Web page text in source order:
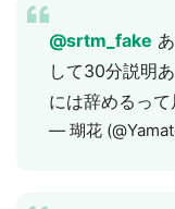
@srtm_fake
して30分説明
には辞めるって
— 瑚花